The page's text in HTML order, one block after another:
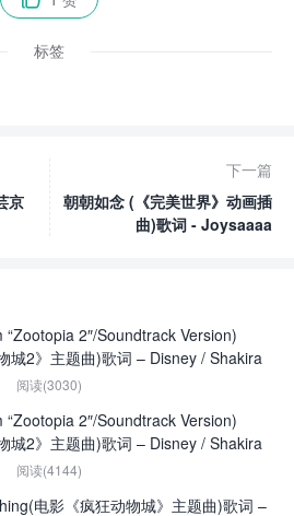
标签
京
下一篇
朝朝如念 (《完美世界》动画插
曲)歌词 - Joysaaaa
2″/Soundtrack Version)
城2》主题曲)歌词 – Disney / Shakira
阅读(3030)
2″/Soundtrack Version)
城2》主题曲)歌词 – Disney / Shakira
阅读(4144)
电影《疯狂动物城》主题曲)歌词 –